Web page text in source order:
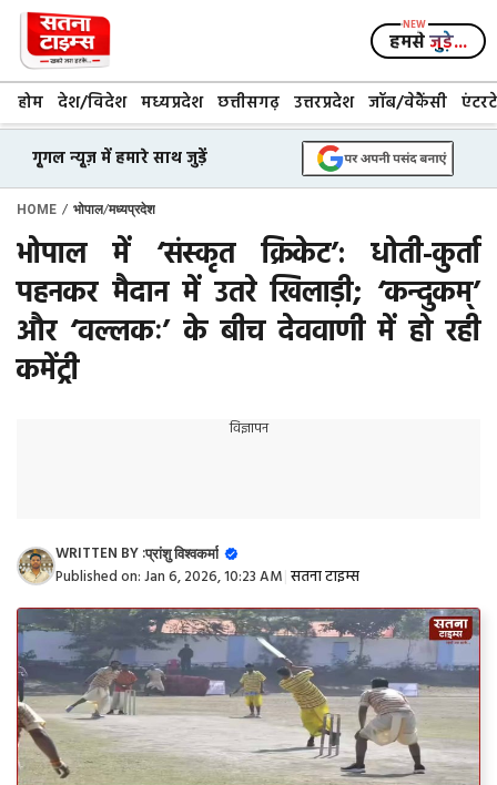
Skip
content
हमसेजुड़े...
होम देश/विदेश मध्यप्रदेश छत्तीसगढ़ उत्तरप्रदेश जॉब/वेकैंसी
गूगल न्यूज़ में हमारे साथ जुड़ें
HOME / भोपाल/मध्यप्रदेश
भोपाल में ‘संस्कृत क्रिकेट’: धोती-कुर्ता
पहनकर मैदान में उतरे खिलाड़ी; ‘कन्दुकम्’
और ‘वल्लकः’ के बीच देववाणी में हो रही
कमेंट्री
विज्ञापन
WRITTEN BY :प्रांशु विश्वकर्मा
Published on:Jan 6, 2026, 10:23 AM सतना टाइम्स